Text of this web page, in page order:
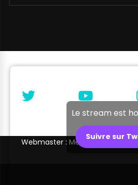
Le stream est
Suivre sur
Webmaster : Melibellule |